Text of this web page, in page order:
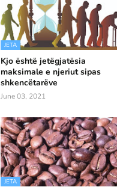
JETA
Kjo është jetëgjatësia
maksimale e njeriut sipas
shkencëtarëve
June 03, 2021
JETA